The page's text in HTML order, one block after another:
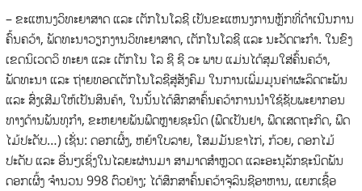
– ຂະແຫນງວິທະຍາສາດ ແລະ ເຕັກໂນໂລຊີ ເປັນຂະແຫນງການຫຼັກທີ່ດໍາເນີນການ
ຄົ້ນຄວ້າ, ພັດທະນາວຽກງານວິທະຍາສາດ, ເຕັກໂນໂລຊີ ແລະ ນະວັດຕະກໍາ. ໃນຂົງ
ເຂດນິເວດວິ ທະຍາ ແລະ ເຕັກໂນ ໂລ ຊີ ຊີ ວະ ພາບ ແມ່ນໄດ້ສຸມໃສ່ຄົ້ນຄວ້າ,
ພັດທະນາ ແລະ ຖ່າຍທອດເຕັກໂນໂລຊີສູ່ສັງຄົມ ໃນການເພີ່ມມູນຄ່າຜະລິດຕະພັນ
ແລະ ສົ່ງເສີມໃຫ້ເປັນສິນຄ້າ, ໃນນັ້ນໄດ້ສຶກສາຄົ້ນຄວ້າການນໍາໃຊ້ຊັບພະຍາກອນ
ທາງດ້ານພັນທຸກໍາ, ຂະຫຍາຍພັນພືດຫຼາຍຊະນິດ (ພືດເປັນຢາ, ພືດເສດຖະກິດ, ພືດ
ໄມ້ປະດັບ…) ເຊັ່ນ: ດອກເຜິ້ງ, ຫຍ້າໃບລາຍ, ໂສມມັນຂາໄກ່, ກ້ວຍ, ດອກໄມ້
ປະດັບ ແລະ ອື່ນໆເຊິ່ງໃນໄລຍະຜ່ານມາ ສາມາດສໍາຫຼວດ ແລະອະນຸລັກຊະນິດພັນ
ດອກເຜິ້ງ ຈໍານວນ 998 ຕົວຢ່າງ; ໄດ້ສຶກສາຄົ້ນຄວ້າຈຸລິນຊີອາຫານ, ແຍກເຊື້ອ